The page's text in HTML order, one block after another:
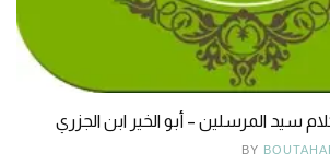
سيد المرسلين – أبو الخير ابن الجزري
BY